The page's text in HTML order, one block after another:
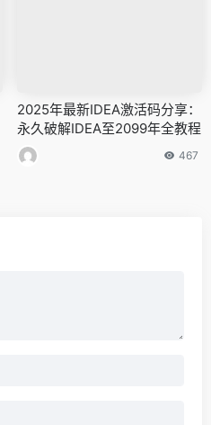
2025年最新IDEA激活码分享：
永久破解IDEA至2099年全教程
467